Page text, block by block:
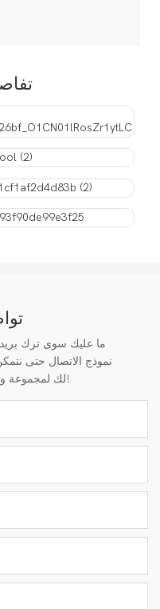
ما عليك سوى ترك
نموذج الاتصال حتى
لك لمجموعة واسعة من التصاميم لدينا!